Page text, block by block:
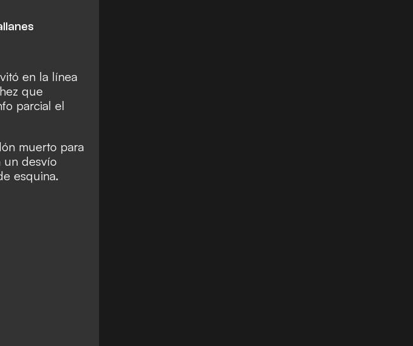
en la línea
que
parcial el
muerto para
un desvío
esquina.